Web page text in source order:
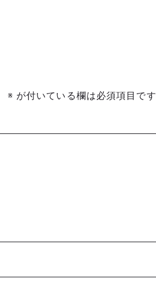
※ が付いている欄は必須項目です